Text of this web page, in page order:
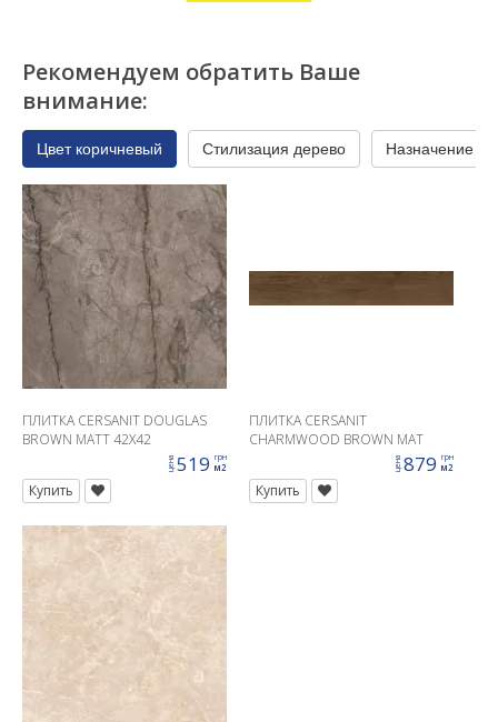
Рекомендуем обратить Ваше
внимание:
Цвет коричневый Стилизация дерево Назначение
ПЛИТКА CERSANIT DOUGLAS
BROWN MATT 42X42
цена 519 грн
м2
Купить
ПЛИТКА CERSANIT
CHARMWOOD BROWN MAT
цена 879 грн
м2
Купить